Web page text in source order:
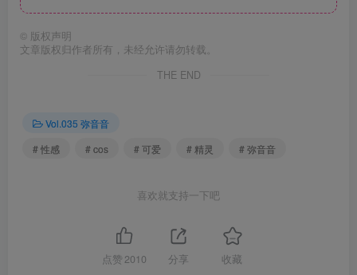
© 版权声明
文章版权归作者所有，未经允许请勿转载。
THE END
Vol.035 弥音音
# 性感
# cos # 可爱 # 精灵 # 弥音音
喜欢就支持一下吧
点赞 2010 分享 收藏